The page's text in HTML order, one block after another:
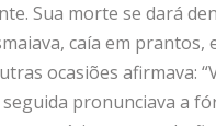
Sua morte se dará
caía em prantos,
ocasiões afirmava:
pronunciava a